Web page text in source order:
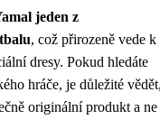
jeden z
, což přirozeně vede k
dresy. Pokud hledáte
hráče, je důležité
originální produkt a ne